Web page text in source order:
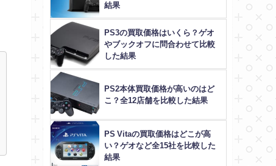
結果
PS3の買取価格はいくら？ゲオ
やブックオフに問合わせて比較
した結果
PS2本体買取価格が高いのはど
こ？全12店舗を比較した結果
PS Vitaの買取価格はどこが高
い？ゲオなど全15社を比較した
結果